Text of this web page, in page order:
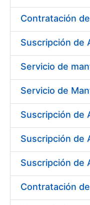
Erakutsi/Ezkutatu